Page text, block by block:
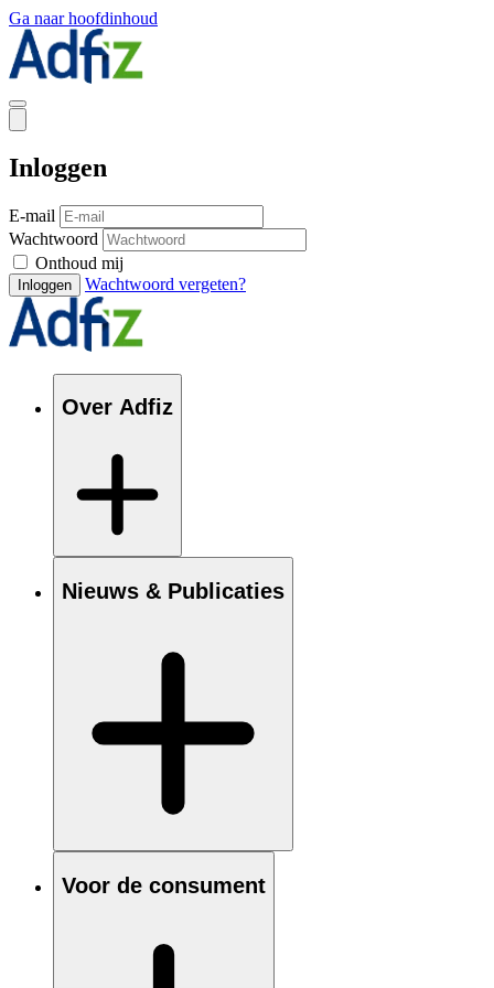
Ga naar hoofdinhoud
Inloggen
E-mail
Wachtwoord
Onthoud mij
Inloggen Wachtwoord vergeten?
Over Adfiz
Nieuws & Publicaties
Voor de consument